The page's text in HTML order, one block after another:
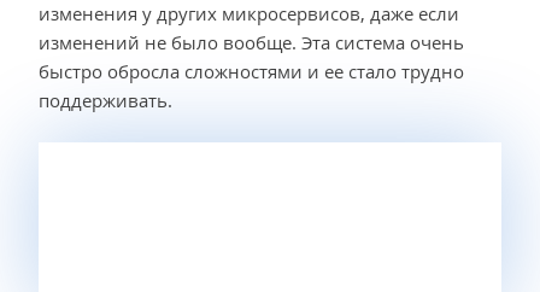
изменения у других микросервисов, даже если
изменений не было вообще. Эта система очень
быстро обросла сложностями и ее стало трудно
поддерживать.